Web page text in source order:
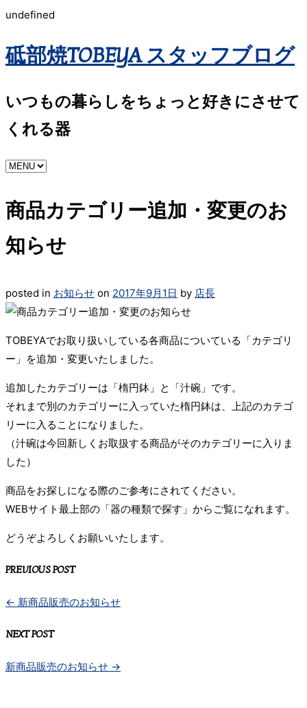
undefined
砥部焼TOBEYA スタッフブログ
いつもの暮らしをちょっと好きにさせて
くれる器
商品カテゴリー追加・変更のお
知らせ
posted in お知らせ on 2017年9月1日 by 店長
TOBEYAでお取り扱いしている各商品についている「カテゴリ
ー」を追加・変更いたしました。
追加したカテゴリーは「楕円鉢」と「汁碗」です。
それまで別のカテゴリーに入っていた楕円鉢は、上記のカテゴ
リーに入ることになりました。
（汁碗は今回新しくお取扱する商品がそのカテゴリーに入りま
した）
商品をお探しになる際のご参考にされてください。
WEBサイト最上部の「器の種類で探す」からご覧になれます。
どうぞよろしくお願いいたします。
PREVIOUS POST
← 新商品販売のお知らせ
NEXT POST
新商品販売のお知らせ →